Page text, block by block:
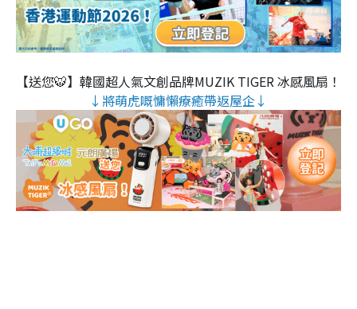
【送您🐯】韓國超人氣文創品牌MUZIK TIGER 冰感風扇！
↓將萌虎嘅慵懶療癒帶返屋企↓